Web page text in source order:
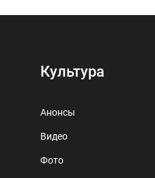
Культура
Анонсы
Видео
Фото